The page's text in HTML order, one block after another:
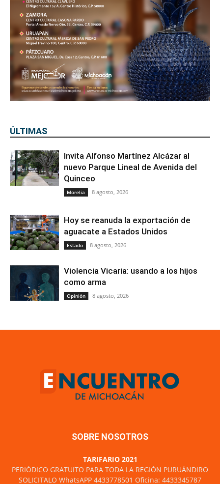
ÚLTIMAS
Invita Alfonso Martínez Alcázar al
nuevo Parque Lineal de Avenida del
Quinceo
Morelia 8 agosto, 2026
Hoy se reanuda la exportación de
aguacate a Estados Unidos
Estado 8 agosto, 2026
Violencia Vicaria: usando a los hijos
como arma
Opinión 8 agosto, 2026
SOBRE NOSOTROS
TARIFARIO 2021
PERIÓDICO GRATUITO PARA TODA LA REGIÓN PURUÁNDIRO
SOLICITALO WhatsAPP 4433778501 Oficina: 4433345787